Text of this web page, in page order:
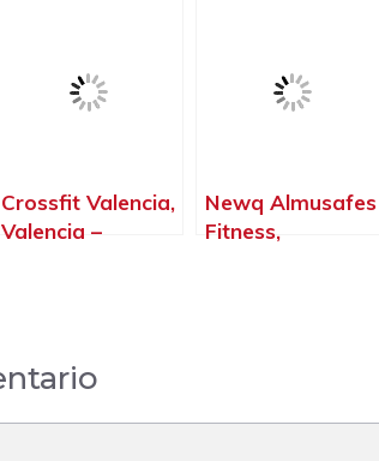
Crossfit Valencia,
Valencia –
Newq Almusafes
Fitness,